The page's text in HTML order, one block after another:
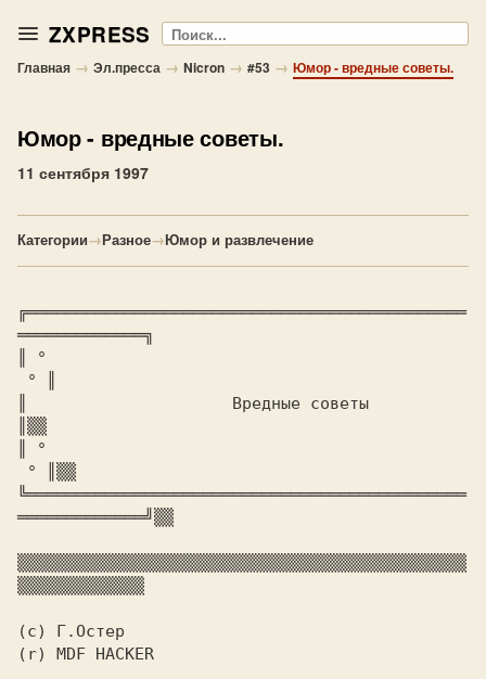
ZXPRESS Поиск
Главная → Эл.пресса → Nicron → #53 → Юмор - вредные советы.
Юмор- вредные советы.
11 сентября 1997
Категории→Разное→Юмор и развлечение
╔═════════════════════════════════════════════
═════════════╗
║ °
° ║
║                     Вредные советы
║ °
° ║
╚═════════════════════════════════════════════
═════════════╝▒▒
▒▒▒▒▒▒▒▒▒▒▒▒▒▒▒▒▒▒▒▒▒▒▒▒▒▒▒▒▒▒▒▒▒▒▒▒▒▒▒▒▒▒▒▒▒▒
▒▒▒▒▒▒▒▒▒▒▒▒▒
(r) MDF HACKER